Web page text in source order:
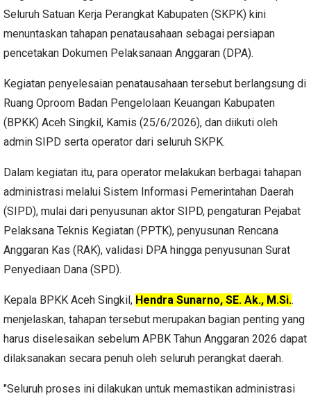
Seluruh Satuan Kerja Perangkat Kabupaten (SKPK) kini
menuntaskan tahapan penatausahaan sebagai persiapan
pencetakan Dokumen Pelaksanaan Anggaran (DPA).
Kegiatan penyelesaian penatausahaan tersebut berlangsung di
Ruang Oproom Badan Pengelolaan Keuangan Kabupaten
(BPKK) Aceh Singkil, Kamis (25/6/2026), dan diikuti oleh
admin SIPD serta operator dari seluruh SKPK.
Dalam kegiatan itu, para operator melakukan berbagai tahapan
administrasi melalui Sistem Informasi Pemerintahan Daerah
(SIPD), mulai dari penyusunan aktor SIPD, pengaturan Pejabat
Pelaksana Teknis Kegiatan (PPTK), penyusunan Rencana
Anggaran Kas (RAK), validasi DPA hingga penyusunan Surat
Penyediaan Dana (SPD).
Kepala BPKK Aceh Singkil, Hendra Sunarno, SE. Ak., M.Si..
menjelaskan, tahapan tersebut merupakan bagian penting yang
harus diselesaikan sebelum APBK Tahun Anggaran 2026 dapat
dilaksanakan secara penuh oleh seluruh perangkat daerah.
"Seluruh proses ini dilakukan untuk memastikan administrasi